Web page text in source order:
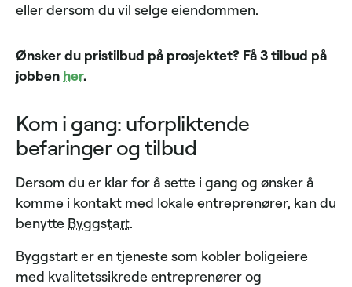
eller dersom du vil selge eiendommen.
Ønsker du pristilbud på prosjektet? Få 3 tilbud på
jobben her.
Kom i gang: uforpliktende
befaringer og tilbud
Dersom du er klar for å sette i gang og ønsker å
komme i kontakt med lokale entreprenører, kan du
benytte Byggstart.
Byggstart er en tjeneste som kobler boligeiere
med kvalitetssikrede entreprenører og